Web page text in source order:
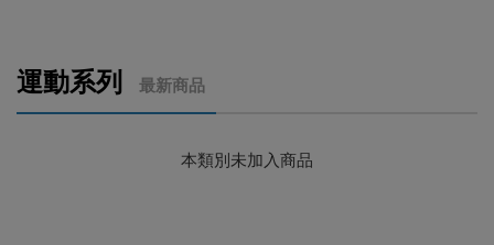
運動系列 最新商品
本類別未加入商品